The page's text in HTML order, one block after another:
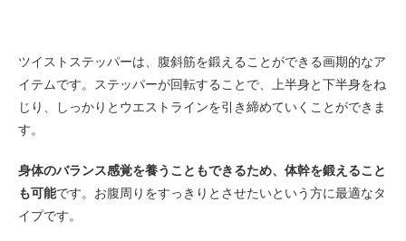
ツイストステッパーは、腹斜筋を鍛えることができる画期的なア
イテムです。ステッパーが回転することで、上半身と下半身をね
じり、しっかりとウエストラインを引き締めていくことができま
す。
身体のバランス感覚を養うこともできるため、体幹を鍛えること
も可能です。お腹周りをすっきりとさせたいという方に最適なタ
イプです。